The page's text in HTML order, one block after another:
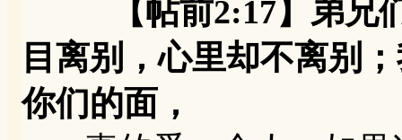
【帖前2:17】弟
目离别，心里却不离别
你们的面，